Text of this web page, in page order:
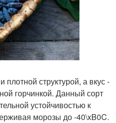
плотной структурой, а вкус -
горчинкой. Данный сорт
устойчивостью к
морозы до -40\xB0C.